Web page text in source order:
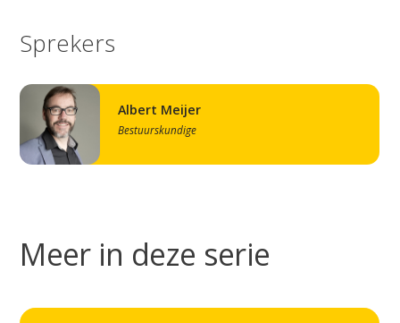
Sprekers
Albert Meijer
Bestuurskundige
Meer in deze serie